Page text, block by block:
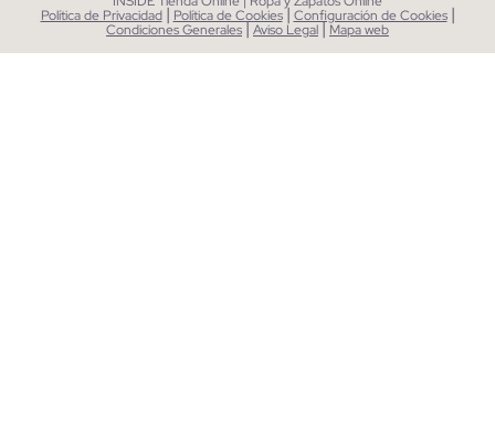
Política de Privacidad | Política de Cookies| Configuración de Cookies |
Condiciones Generales|Aviso Legal| Mapa web